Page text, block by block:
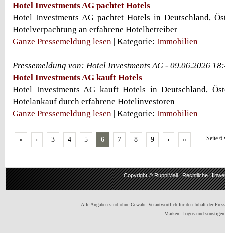
Hotel Investments AG pachtet Hotels
Hotel Investments AG pachtet Hotels in Deutschland,
Hotelverpachtung an erfahrene Hotelbetreiber
Ganze Pressemeldung lesen | Kategorie: Immobilien
Pressemeldung von: Hotel Investments AG - 09.06.2026
Hotel Investments AG kauft Hotels
Hotel Investments AG kauft Hotels in Deutschland,
Hotelankauf durch erfahrene Hotelinvestoren
Ganze Pressemeldung lesen | Kategorie: Immobilien
« ‹ 3 4 5 6 7 8 9 › » Seite 6
Copyright ©RuppiMail|Rechtliche
Alle Angaben sind ohne Gewähr. Verantwortlich für den Inhalt der
Marken, Logos und